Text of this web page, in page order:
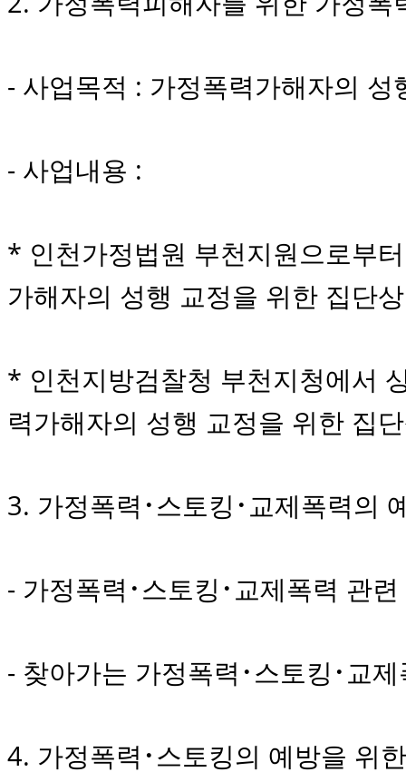
- 사업목적 : 가정폭력가해자의
- 사업내용 :
* 인천가정법원 부천지원으로부
가해자의 성행 교정을 위한 집단
* 인천지방검찰청 부천지청에서
력가해자의 성행 교정을 위한 집
3. 가정폭력･스토킹･교제폭력의
- 가정폭력･스토킹･교제폭력 관
- 찾아가는 가정폭력･스토킹･교
4. 가정폭력･스토킹의 예방을 위